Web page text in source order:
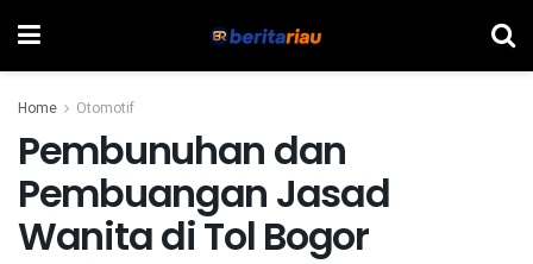
Home Otomotif
Pembunuhan dan
Pembuangan Jasad
Wanita di Tol Bogor